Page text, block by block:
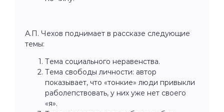
А.П. Чехов поднимает в рассказе следующие
темы:
Тема социального неравенства.
Тема свободы личности: автор
показывает, что «тонкие» люди привыкли
раболепствовать, у них уже нет своего
«я».